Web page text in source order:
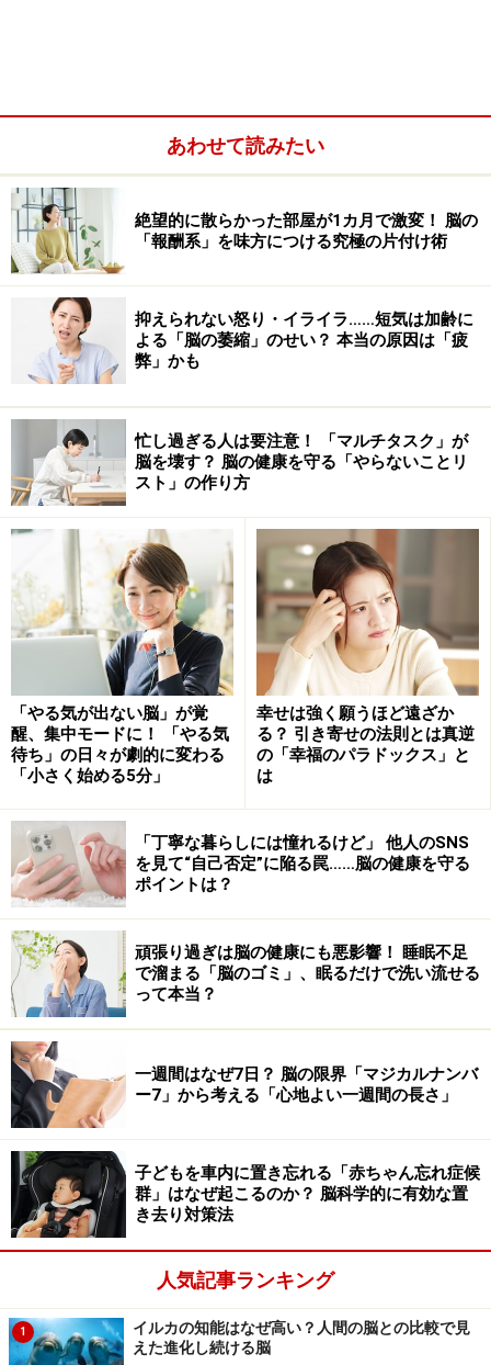
が好きだった彼女は、自分の退院を祝うパーティーを開
くことにして、そこで以前と同じように、料理を作ろう
としました。しかし、食材や料理器具を目の前にして、
何から手を付けたらいいのか分からず、呆然と立ち尽く
しかできなかったそうです。
料理はまさにマルチタスクの典型です。献立を考えて必
要なものをリストアップし、買い物をして調理をしなけ
ればなりません。調理においても、材料によって異なる
処理が必要で、それぞれの方法・時間・火加減・味付け
を考えながら、複数の作業を並行してこなす必要があり
ます。できあがった料理をどのように盛り付け、どの順
序で出すかも考えなければなりません。前頭前野の外側
部に損傷を受けると、このようなマルチタスクができな
くなってしまうのです。
前頭前野はなぜ「疲れやすい」のか？ 脳全
体の取締役のような役割
脳を損傷しなくても、前頭前野がうまく働かなくなり、
マルチタスクができなくなることがあります。
前頭前野は、会社組織に例えるならば「取締役」のよう
なものです。脳全体の活動を見張り、バランスよく機能
するように常にコントロールしています。状況が変わる
たびに臨機応変な対応を求められるため、負担が大き
く、疲れやすいという特徴があります。私たちが「頭が
れた」状態です。前頭前野は十分に休まないとダウンし
てしまいます。負担が大き過ぎると、元に戻らないよう
なダメージが残ることもあります。
あわせて読みたい
絶望的に散らかった部屋が1カ月で激変！ 脳の
「報酬系」を味方につける究極の片付け術
抑えられない怒り・イライラ……短気は加齢に
よる「脳の萎縮」のせい？ 本当の原因は「疲
弊」かも
忙し過ぎる人は要注意！ 「マルチタスク」が
脳を壊す？ 脳の健康を守る「やらないことリ
スト」の作り方
「やる気が出ない脳」が覚
醒、集中モードに！ 「やる気
待ち」の日々が劇的に変わる
「小さく始める5分」
幸せは強く願うほど遠ざか
る？ 引き寄せの法則とは真逆
の「幸福のパラドックス」と
は
「丁寧な暮らしには憧れるけど」 他人のSNS
を見て“自己否定”に陥る罠……脳の健康を守る
ポイントは？
頑張り過ぎは脳の健康にも悪影響！ 睡眠不足
で溜まる「脳のゴミ」、眠るだけで洗い流せる
って本当？
一週間はなぜ7日？ 脳の限界「マジカルナンバ
ー7」から考える「心地よい一週間の長さ」
子どもを車内に置き忘れる「赤ちゃん忘れ症候
群」はなぜ起こるのか？ 脳科学的に有効な置
き去り対策法
人気記事ランキング
1
イルカの知能はなぜ高い？人間の脳との比較で見
えた進化し続ける脳